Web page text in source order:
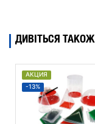
ДИВІТЬСЯ ТАКОЖ
АКЦИЯ
-13%